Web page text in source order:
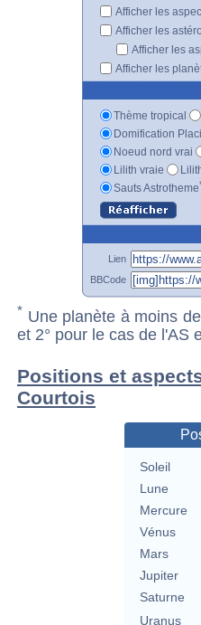
Afficher les
Afficher les
Afficher les
Afficher les
Thème tropical
Domification
Noeud nord vrai
Lilith vraie
Sauts Astrotheme
Lien
BBCode
* Une planète à moins
et 2° pour le cas de l'AS
Positions et
Courtois
Soleil
Lune
Mercure
Vénus
Mars
Jupiter
Saturne
Uranus